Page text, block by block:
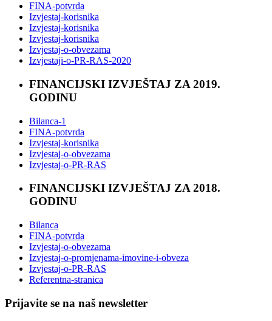
FINA-potvrda
Izvjestaj-korisnika
Izvjestaj-korisnika
Izvjestaj-korisnika
Izvjestaj-o-obvezama
Izvjestaji-o-PR-RAS-2020
FINANCIJSKI IZVJEŠTAJ ZA 2019.
GODINU
Bilanca-1
FINA-potvrda
Izvjestaj-korisnika
Izvjestaj-o-obvezama
Izvjestaj-o-PR-RAS
FINANCIJSKI IZVJEŠTAJ ZA 2018.
GODINU
Bilanca
FINA-potvrda
Izvjestaj-o-obvezama
Izvjestaj-o-promjenama-imovine-i-obveza
Izvjestaj-o-PR-RAS
Referentna-stranica
Prijavite se na naš newsletter